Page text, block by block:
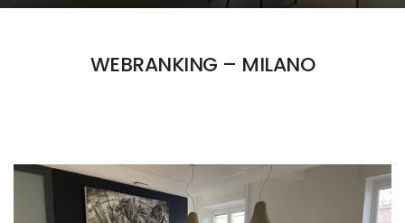
WEBRANKING – MILANO